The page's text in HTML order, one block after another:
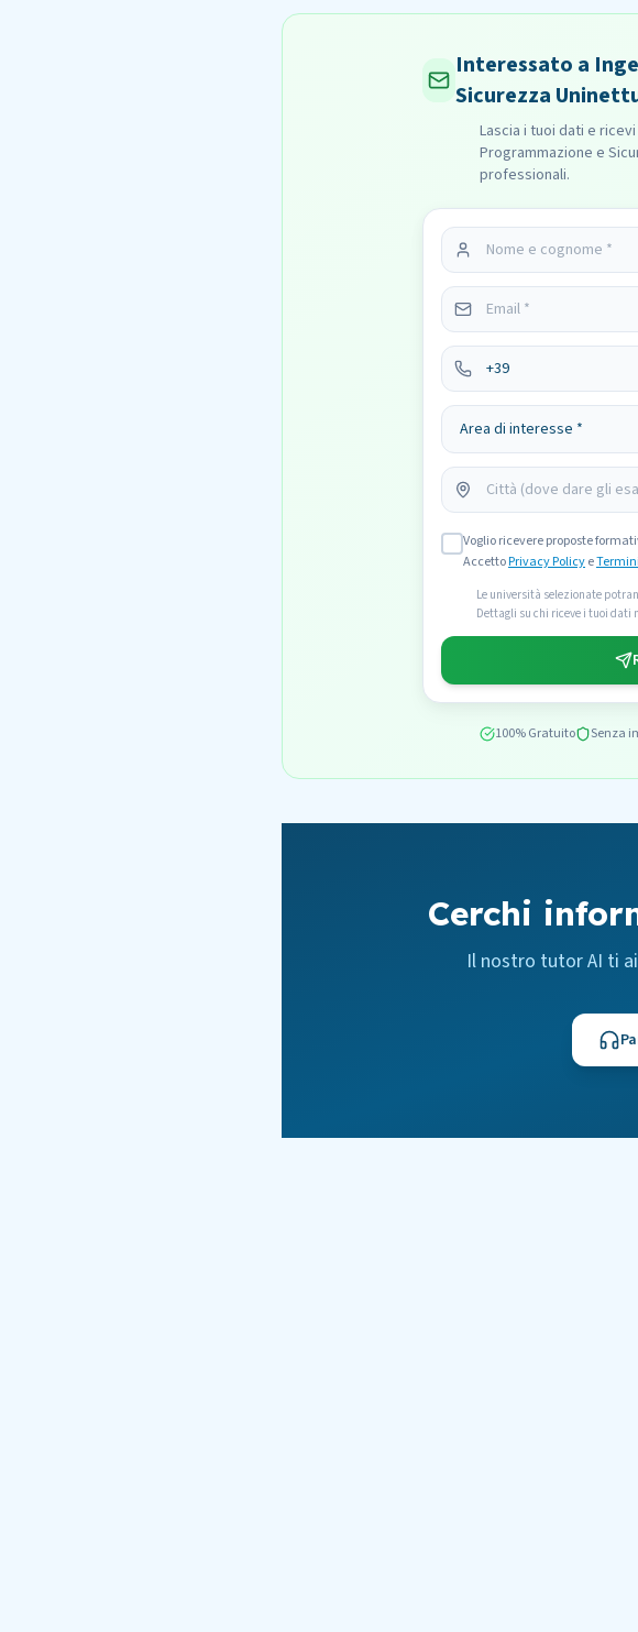
Interessato a
Sicurezza
Lascia i tuoi dati e
Programmazione e
professionali.
Voglio ricevere proposte
AccettoPrivacy PolicyeTermini
Le università selezionate
Dettagli su chi riceve i tuoi dati
100% Gratuito Senza
Cerchi
Il nostro tutor AI ti